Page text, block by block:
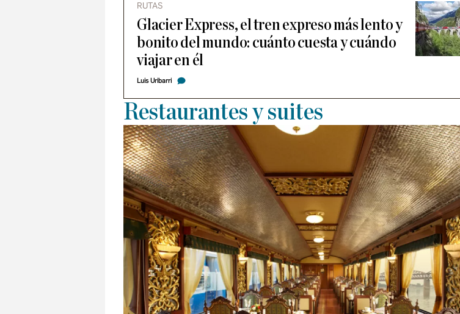
RUTAS
Glacier Express, el tren expreso más lento y
bonito del mundo: cuánto cuesta y cuándo
viajar en él
Luis Uribarri
Restaurantes y suites